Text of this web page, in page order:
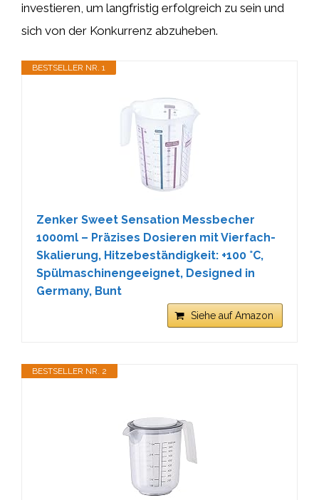
investieren, um langfristig erfolgreich zu sein und
sich von der Konkurrenz abzuheben.
BESTSELLER NR. 1
Zenker Sweet Sensation Messbecher
1000ml – Präzises Dosieren mit Vierfach-
Skalierung, Hitzebeständigkeit: +100 °C,
Spülmaschinengeeignet, Designed in
Germany, Bunt
Siehe auf Amazon
BESTSELLER NR. 2